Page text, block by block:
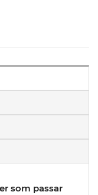
som passar